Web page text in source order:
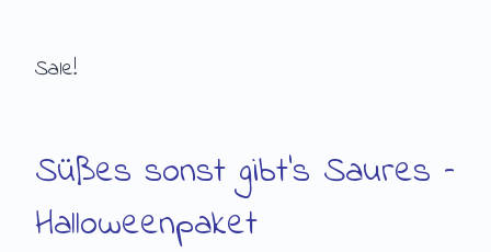
Sale!
Süßes sonst gibt’s Saures –
Halloweenpaket